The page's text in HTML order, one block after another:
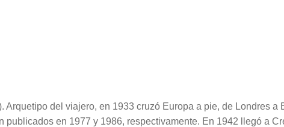
Arquetipo del viajero, en 1933 cruzó Europa a pie, de Londres
publicados en 1977 y 1986, respectivamente. En 1942 llegó a